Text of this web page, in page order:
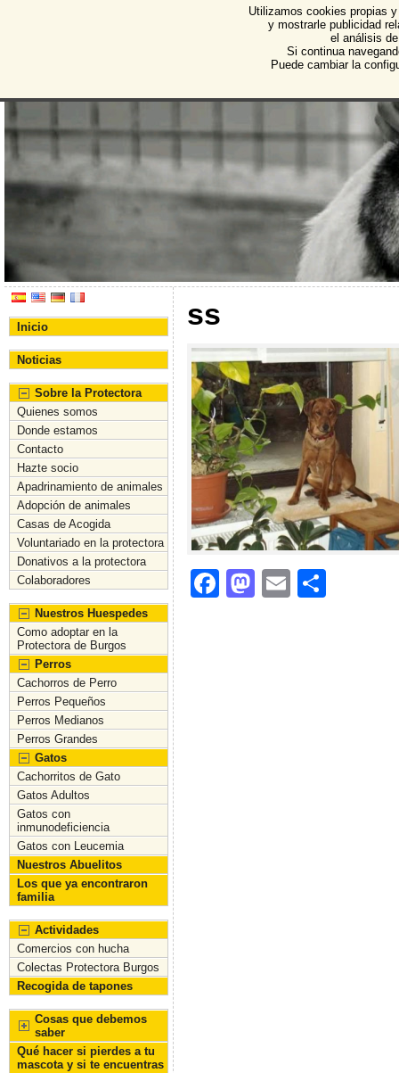
Protectora de Animales
Asociación Protectora de Animales y Plantas de
Inicio
Noticias
Sobre la Protectora
Quienes somos
Donde estamos
Contacto
Hazte socio
Apadrinamiento de animales
Adopción de animales
Casas de Acogida
Voluntariado en la protectora
Donativos a la protectora
Colaboradores
Nuestros Huespedes
Como adoptar en la
Protectora de Burgos
Perros
Cachorros de Perro
Perros Pequeños
Perros Medianos
Perros Grandes
Gatos
Cachorritos de Gato
Gatos Adultos
Gatos con
inmunodeficiencia
Gatos con Leucemia
Nuestros Abuelitos
Los que ya encontraron
familia
Actividades
Comercios con hucha
Colectas Protectora Burgos
Recogida de tapones
Cosas que debemos
saber
Qué hacer si pierdes a tu
mascota y si te encuentras
ss
F
M
E
Utilizamos cookies propias
y mostrarle publicidad
el análisis
Si continua
Puede cambiar la